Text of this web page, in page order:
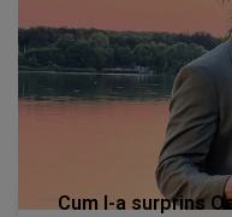
Cum l-a surprins